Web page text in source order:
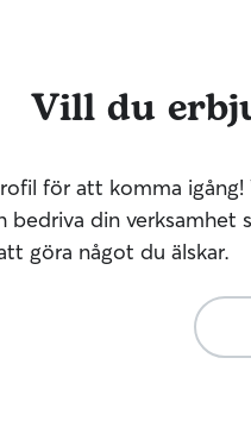
Vill du
för att komma
bedriva din
göra något du älskar.